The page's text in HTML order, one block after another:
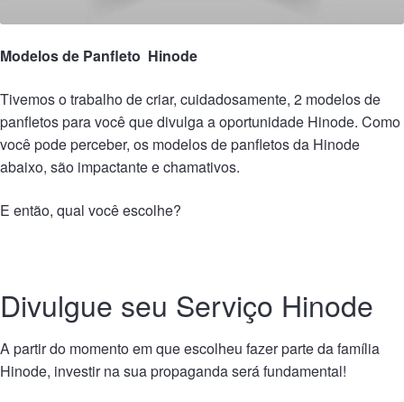
Modelos de Panfleto Hinode
Tivemos o trabalho de criar, cuidadosamente, 2 modelos de
panfletos para você que divulga a oportunidade Hinode. Como
você pode perceber, os modelos de panfletos da Hinode
abaixo, são impactante e chamativos.
E então, qual você escolhe?
Divulgue seu Serviço Hinode
A partir do momento em que escolheu fazer parte da família
Hinode, investir na sua propaganda será fundamental!